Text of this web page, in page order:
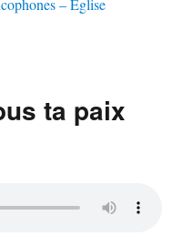
ta paix